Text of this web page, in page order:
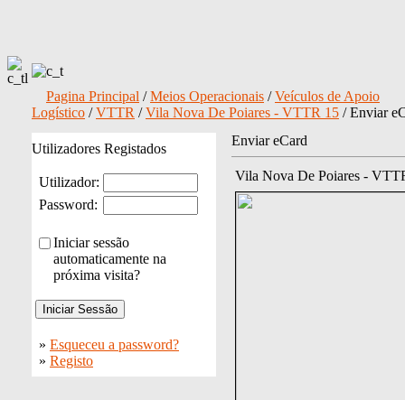
Pagina Principal /Meios Operacionais /Veículos de Apoio
Logístico /VTTR /Vila Nova De Poiares - VTTR 15 / Enviar
Utilizadores Registados
Utilizador:
Password:
Iniciar sessão
automaticamente na
próxima visita?
» Esqueceu a password?
» Registo
Enviar eCard
Vila Nova De Poiares -